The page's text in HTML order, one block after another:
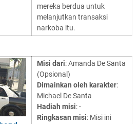
mereka berdua untuk
melanjutkan transaksi
narkoba itu.
Misi dari: Amanda De Santa
(Opsional)
Dimainkan oleh karakter:
Michael De Santa
Hadiah misi: -
Ringkasan misi: Misi ini